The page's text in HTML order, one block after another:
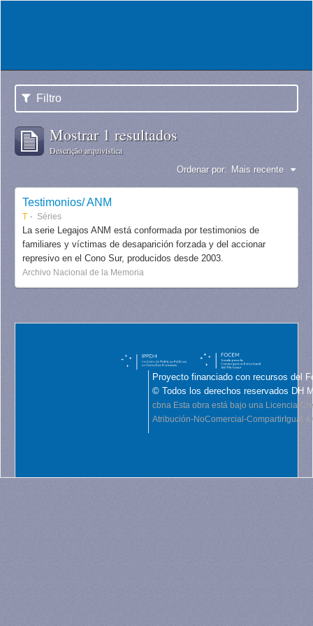
Filtro
Mostrar 1 resultados
Descrição arquivística
Ordenar por: Mais recente
Testimonios/ ANM
T Séries
La serie Legajos ANM está conformada por testimonios de
familiares y víctimas de desaparición forzada y del accionar
represivo en el Cono Sur, producidos desde 2003.
Archivo Nacional de la Memoria
Proyecto financiado con recursos del
© Todos los derechos reservados DH
cbna Esta obra está bajo una Licencia
Atribución-NoComercial-CompartirIgual